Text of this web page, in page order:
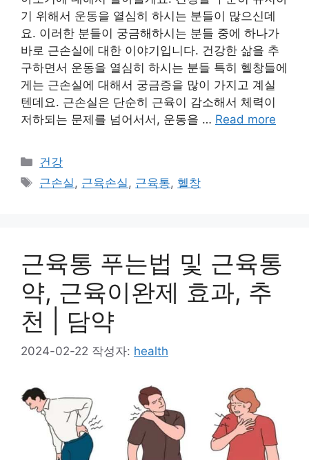
기 위해서 운동을 열심히 하시는 분들이 많으신데
요. 이러한 분들이 궁금해하시는 분들 중에 하나가
바로 근손실에 대한 이야기입니다. 건강한 삶을 추
구하면서 운동을 열심히 하시는 분들 특히 헬창들에
게는 근손실에 대해서 궁금증을 많이 가지고 계실
텐데요. 근손실은 단순히 근육이 감소해서 체력이
저하되는 문제를 넘어서서, 운동을 … Read more
카
테
건강
태
근손실 , 근육손실 , 근육통, 헬창
근육통 푸는법 및 근육통
약, 근육이완제 효과, 추
천 | 담약
2024-02-22 작성자: health